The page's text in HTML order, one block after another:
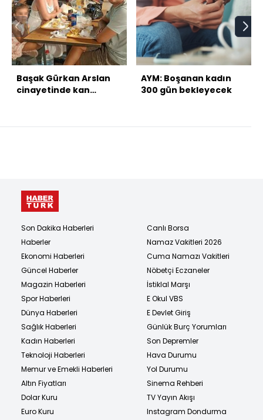
Başak Gürkan Arslan
cinayetinde kan
AYM: Boşanan kadın
300 gün bekleyecek
Son Dakika Haberleri
Haberler
Ekonomi Haberleri
Güncel Haberler
Magazin Haberleri
Spor Haberleri
Dünya Haberleri
Sağlık Haberleri
Kadın Haberleri
Teknoloji Haberleri
Memur ve Emekli Haberleri
Altın Fiyatları
Dolar Kuru
Euro Kuru
Canlı Borsa
Namaz Vakitleri 2026
Cuma Namazı Vakitleri
Nöbetçi Eczaneler
İstiklal Marşı
E Okul VBS
E Devlet Giriş
Günlük Burç Yorumları
Son Depremler
Hava Durumu
Yol Durumu
Sinema Rehberi
TV Yayın Akışı
Instagram Dondurma